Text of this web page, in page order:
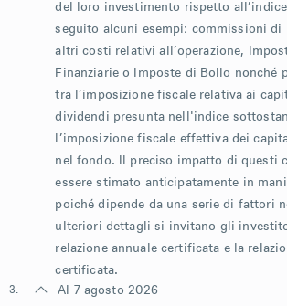
del loro investimento rispetto
seguito alcuni esempi: commissioni di
altri costi relativi all’operazione,
Finanziarie o Imposte di Bollo nonché
tra l’imposizione fiscale relativa ai
dividendi presunta nell'indice
l’imposizione fiscale effettiva dei
nel fondo. Il preciso impatto di questi
essere stimato anticipatamente in
poiché dipende da una serie di fattori
ulteriori dettagli si invitano gli
relazione annuale certificata e la
certificata.
3. Al 7 agosto 2026